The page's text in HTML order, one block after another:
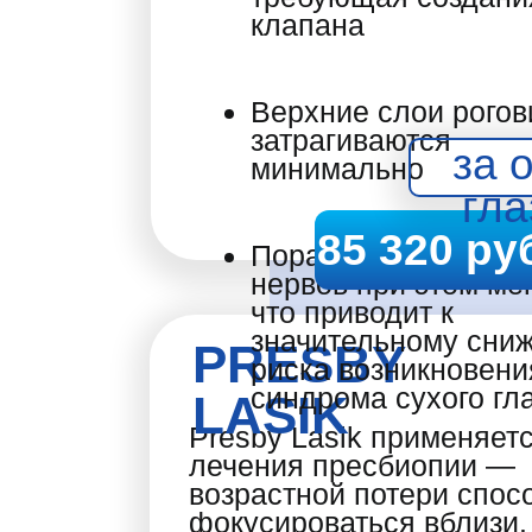
Presby Lasik
лечения пресбиопии —
возрастной потери
фокусироваться вблизи.
PRESBY
LASIK
клапана
Верхние слои
затрагиваются
минимально
Поражение
нервов при этом
что приводит к
значительному
риска
синдрома сухого
85 320
за